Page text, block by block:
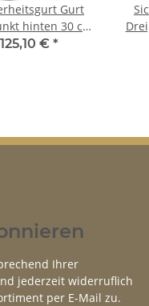
Gurt
hinten 30 cm
rot für
125,10 € *
Ihrer
jederzeit widerruflich
per E-Mail zu.